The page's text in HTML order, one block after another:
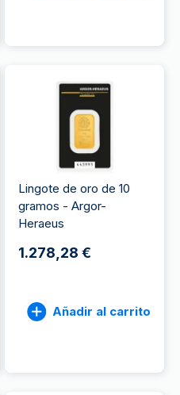
Lingote de oro de 10
gramos - Argor-
Heraeus
1.278,28 €
Añadir al carrito